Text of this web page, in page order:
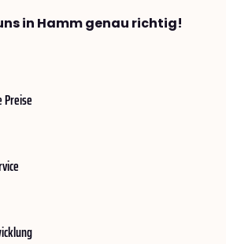
in Hamm genau richtig!